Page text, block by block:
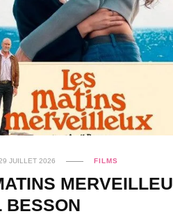
JUILLET 2026 FILMS
BESSON